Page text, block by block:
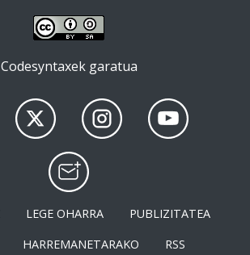
Codesyntaxek garatua
LEGE OHARRA
PUBLIZITATEA
HARREMANETARAKO RSS